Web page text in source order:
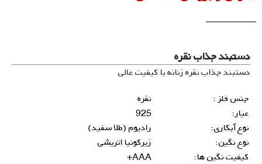
دستبند جذاب نقره
دستبند جذاب نقره زنانه با کیفیت عالی
جنس فلز :
نقره
عیار:
925
نوع آبکاری:
رادیوم (طلا سفید)
نوع نگین:
زیرکونیا اتریشی
کیفیت نگین ها:
AAA+